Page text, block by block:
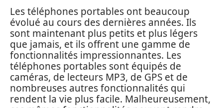
Les téléphones portables ont beaucoup
évolué au cours des dernières années. Ils
sont maintenant plus petits et plus légers
que jamais, et ils offrent une gamme de
fonctionnalités impressionnantes. Les
téléphones portables sont équipés de
caméras, de lecteurs MP3, de GPS et de
nombreuses autres fonctionnalités qui
rendent la vie plus facile. Malheureusement,